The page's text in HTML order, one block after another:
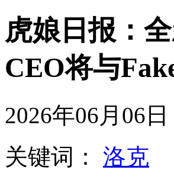
虎娘日报：
CEO将与
2026年06月
关键词：
洛克